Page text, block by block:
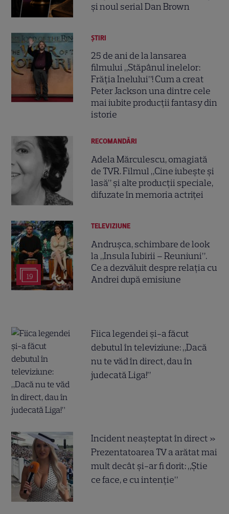
și noul serial Dan Brown
ȘTIRI
25 de ani de la lansarea
filmului „Stăpânul inelelor:
Frăția Inelului”! Cum a creat
Peter Jackson una dintre cele
mai iubite producții fantasy din
istorie
RECOMANDĂRI
Adela Mărculescu, omagiată
de TVR. Filmul „Cine iubește și
lasă” și alte producții speciale,
difuzate în memoria actriței
19
TELEVIZIUNE
Andrușca, schimbare de look
la „Insula Iubirii – Reuniuni”.
Ce a dezvăluit despre relația cu
Andrei după emisiune
Fiica legendei și-a făcut
debutul în televiziune: „Dacă
nu te văd în direct, dau în
judecată Liga!”
Incident neașteptat în direct »
Prezentatoarea TV a arătat mai
mult decât și-ar fi dorit: „Știe
ce face, e cu intenție”